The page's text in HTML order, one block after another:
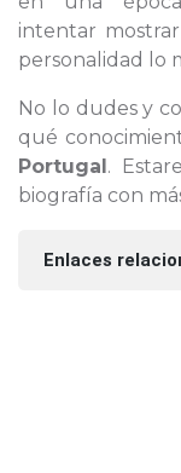
intentar
personalidad lo
No lo dudes y
qué
Portugal.
biografía con
Enlaces